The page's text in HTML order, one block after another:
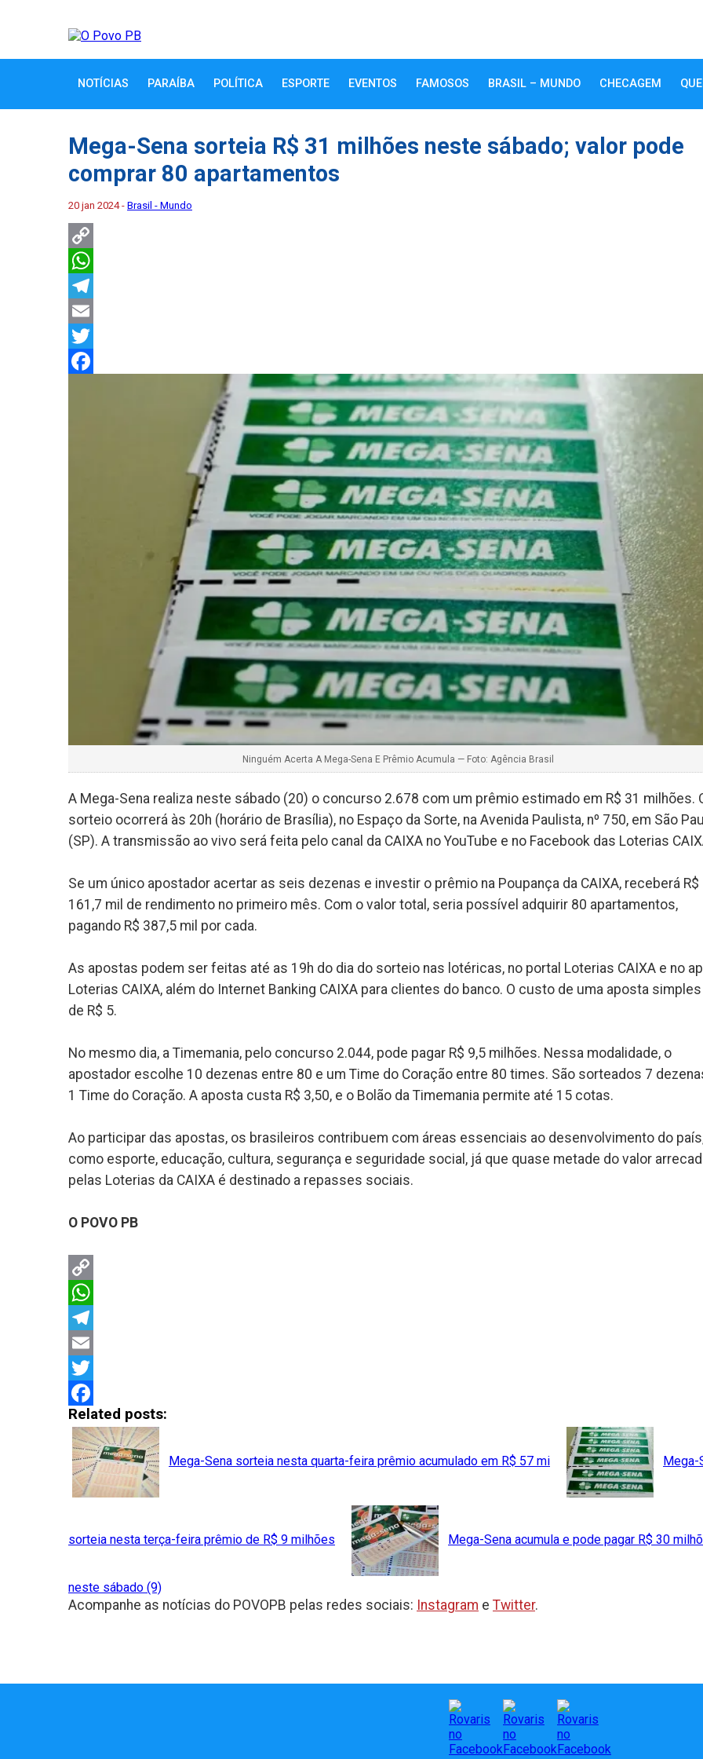
NOTÍCIAS PARAÍBA POLÍTICA ESPORTE EVENTOS FAMOSOS BRASIL – MUNDO CHECAGEM
Mega-Sena sorteia R$ 31 milhões neste sábado; valor pode
comprar 80 apartamentos
20 jan 2024 - Brasil - Mundo
Copy
Link
WhatsApp
Telegram
Email
Twitter
Ninguém Acerta A Mega-Sena E Prêmio Acumula — Foto: Agência Brasil
A Mega-Sena realiza neste sábado (20) o concurso 2.678 com um prêmio estimado em R$ 31 milhões.
sorteio ocorrerá às 20h (horário de Brasília), no Espaço da Sorte, na Avenida Paulista, nº 750, em São
(SP). A transmissão ao vivo será feita pelo canal da CAIXA no YouTube e no Facebook das Loterias
Se um único apostador acertar as seis dezenas e investir o prêmio na Poupança da CAIXA, receberá R$
161,7 mil de rendimento no primeiro mês. Com o valor total, seria possível adquirir 80 apartamentos,
pagando R$ 387,5 mil por cada.
As apostas podem ser feitas até as 19h do dia do sorteio nas lotéricas, no portal Loterias CAIXA e no
Loterias CAIXA, além do Internet Banking CAIXA para clientes do banco. O custo de uma aposta
de R$ 5.
No mesmo dia, a Timemania, pelo concurso 2.044, pode pagar R$ 9,5 milhões. Nessa modalidade, o
apostador escolhe 10 dezenas entre 80 e um Time do Coração entre 80 times. São sorteados 7
1 Time do Coração. A aposta custa R$ 3,50, e o Bolão da Timemania permite até 15 cotas.
Ao participar das apostas, os brasileiros contribuem com áreas essenciais ao desenvolvimento do
como esporte, educação, cultura, segurança e seguridade social, já que quase metade do valor
pelas Loterias da CAIXA é destinado a repasses sociais.
O POVO PB
Copy
Link
WhatsApp
Telegram
Email
Twitter
Facebook
Related posts:
Mega-Sena sorteia nesta quarta-feira prêmio acumulado em R$ 57 mi Mega-
sorteia nesta terça-feira prêmio de R$ 9 milhões Mega-Sena acumula e pode pagar R$ 30
neste sábado (9)
Acompanhe as notícias do POVOPB pelas redes sociais: Instagram e Twitter.